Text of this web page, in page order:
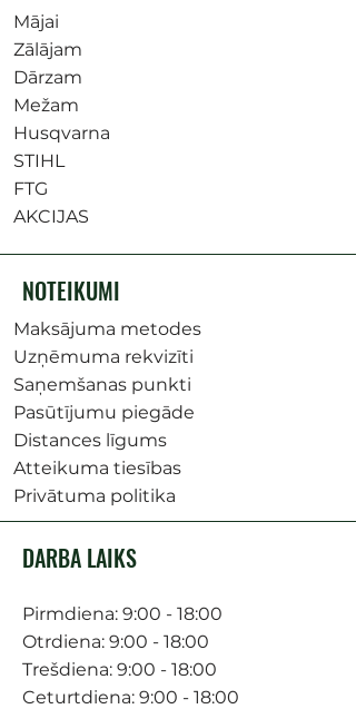
Mājai
Zālājam
Dārzam
Mežam
Husqvarna
STIHL
FTG
AKCIJAS
NOTEIKUMI
Maksājuma metodes
Uzņēmuma rekvizīti
Saņemšanas punkti
Pasūtījumu piegāde
Distances līgums
Atteikuma tiesības
Privātuma politika
DARBA LAIKS
Pirmdiena: 9:00 - 18:00
Otrdiena: 9:00 - 18:00
Trešdiena: 9:00 - 18:00
Ceturtdiena: 9:00 - 18:00